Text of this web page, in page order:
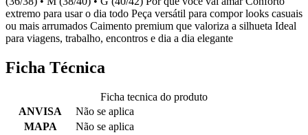
extremo para usar o dia todo Peça versátil para compor looks casuais
ou mais arrumados Caimento premium que valoriza a silhueta Ideal
para viagens, trabalho, encontros e dia a dia elegante
Ficha Técnica
Ficha tecnica do produto
ANVISA
Não se aplica
MAPA
Não se aplica